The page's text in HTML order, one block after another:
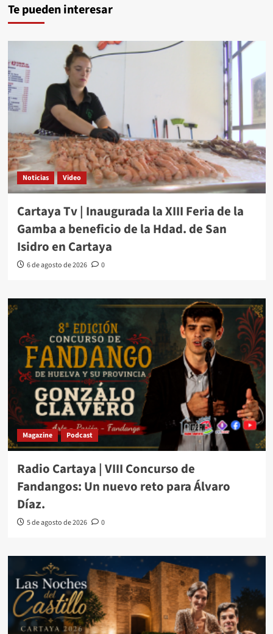
Te pueden interesar
Noticias Video
Cartaya Tv | Inaugurada la XIII Feria de la
Gamba a beneficio de la Hdad. de San
Isidro en Cartaya
6 de agosto de 2026 0
Magazine Podcast
Radio Cartaya | VIII Concurso de
Fandangos: Un nuevo reto para Álvaro
Díaz.
5 de agosto de 2026 0